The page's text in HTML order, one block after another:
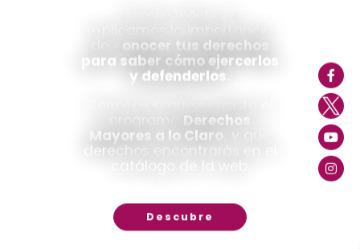
onocer tus derechos
para saber cómo ejercerlos
y defenderlos.
Derechos
Mayores a lo Claro, y qué
derechos encontrarás en el
catálogo de la web.
Descubre